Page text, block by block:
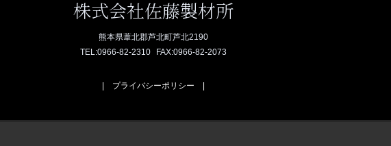
株式会社佐藤製材所
熊本県葦北郡芦北町芦北2190
TEL:0966-82-2310 FAX:0966-82-2073
プライバシーポリシー